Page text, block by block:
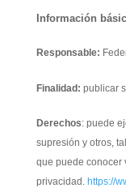
Información
Responsable:
Finalidad: publicar
Derechos: puede
supresión y otros,
que puede conocer
privacidad. https://